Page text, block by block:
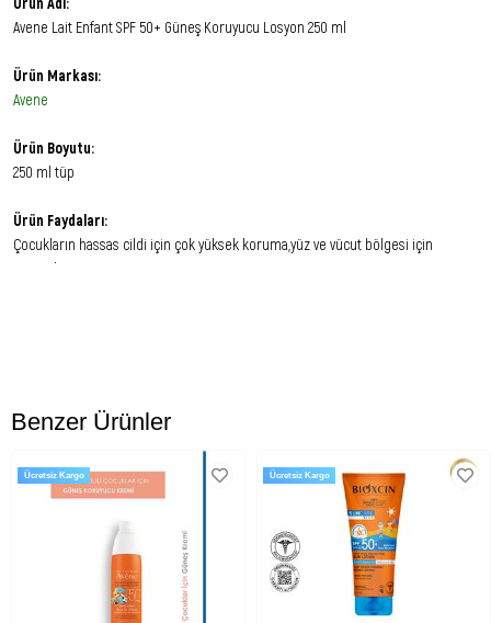
Avene Lait Enfant SPF 50+ Güneş Koruyucu Losyon 250 ml
Ürün Markası:
Avene
Ürün Boyutu:
250 ml tüp
Ürün Faydaları:
Çocukların hassas cildi için çok yüksek koruma,yüz ve vücut bölgesi için
uygundur.
UVA ve UVB ışınlarına karşı uzun süreli koruma sağlar.
Sık aralıklarla uygulayın
Benzer Ürünler
Ücretsiz Kargo Ücretsiz Kargo